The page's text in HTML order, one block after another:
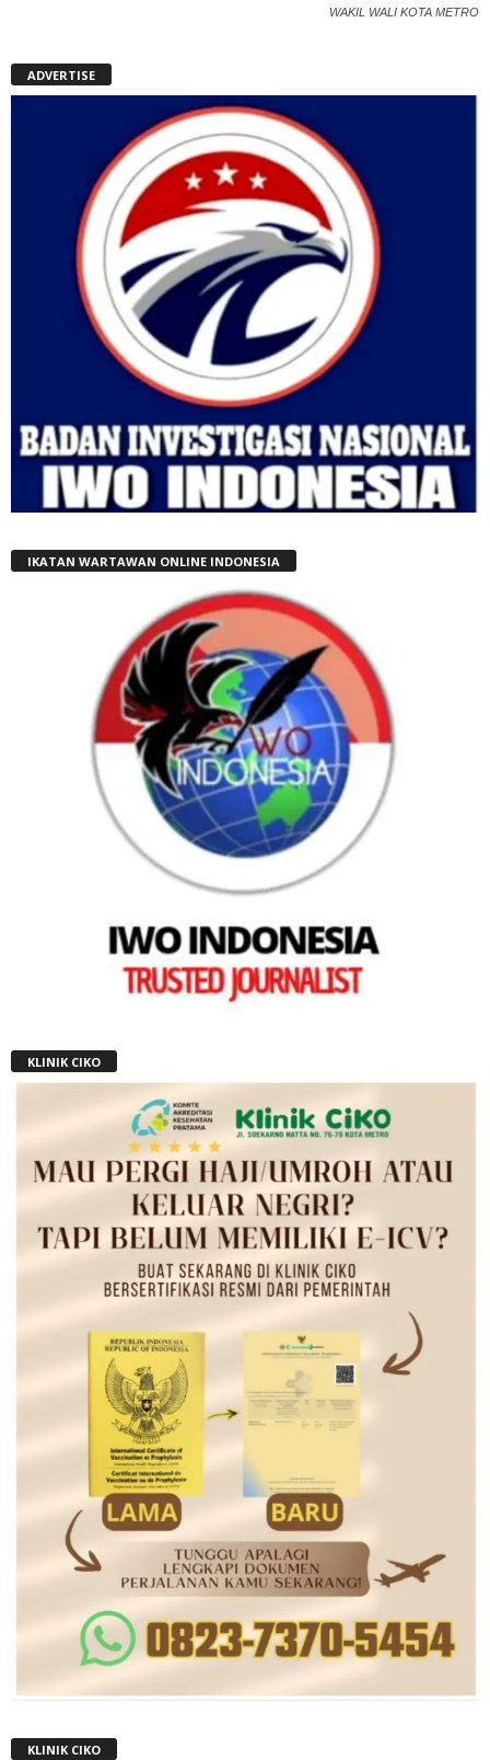
WAKIL WALI KOTA METRO
ADVERTISE
IKATAN WARTAWAN ONLINE INDONESIA
KLINIK CIKO
KLINIK CIKO